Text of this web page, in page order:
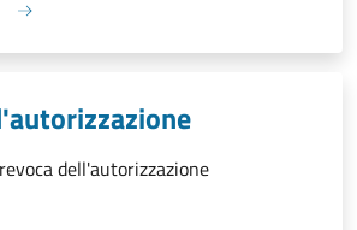
dell'autorizzazione